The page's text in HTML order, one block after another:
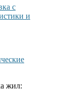
жил: